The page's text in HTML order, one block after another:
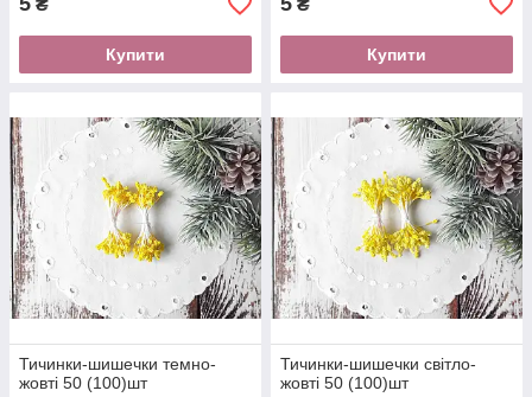
₴
Купити
₴
Купити
Тичинки-шишечки темно-
жовті 50 (100)шт
Тичинки-шишечки світло-
жовті 50 (100)шт